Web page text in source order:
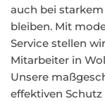
auch bei
bleiben. Mit
Service stellen
Mitarbeiter in
Unsere
effektiven